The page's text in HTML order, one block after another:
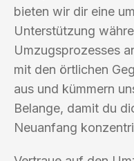
bieten wir dir eine
Unterstützung
Umzugsprozesses
mit den örtlichen
aus und kümmern
Belange, damit du
Neuanfang